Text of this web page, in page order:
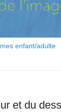
enfant/adulte
et du